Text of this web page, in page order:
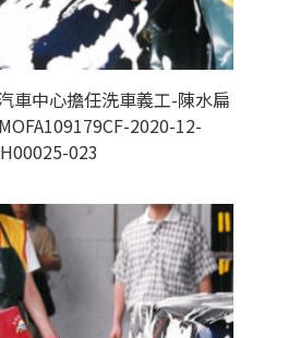
車中心擔任洗車義工-陳水扁
2020-12-
023